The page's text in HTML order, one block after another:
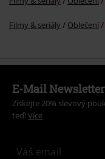
Témata Černé oblečení
Oblečení & doplňky Topy
Filmy & seriály Oblečení